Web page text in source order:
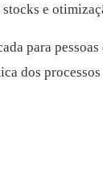
e
para
dos